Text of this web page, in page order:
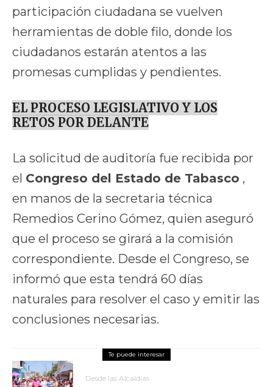
participación ciudadana se vuelven
herramientas de doble filo, donde los
ciudadanos estarán atentos a las
promesas cumplidas y pendientes.
EL PROCESO LEGISLATIVO Y LOS
RETOS POR DELANTE
La solicitud de auditoría fue recibida por
el Congreso del Estado de Tabasco ,
en manos de la secretaria técnica
Remedios Cerino Gómez, quien aseguró
que el proceso se girará a la comisión
correspondiente. Desde el Congreso, se
informó que esta tendrá 60 días
naturales para resolver el caso y emitir las
conclusiones necesarias.
Desde las Alcaldías